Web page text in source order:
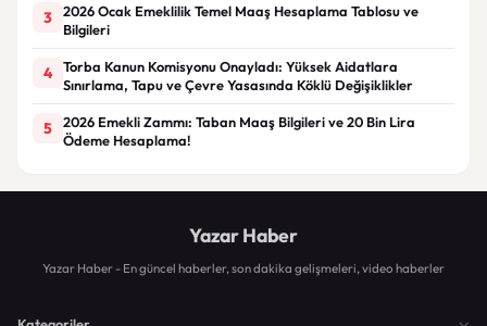
3
2026 Ocak Emeklilik Temel Maaş Hesaplama Tablosu ve
Bilgileri
4
Torba Kanun Komisyonu Onayladı: Yüksek Aidatlara
Sınırlama, Tapu ve Çevre Yasasında Köklü Değişiklikler
5
2026 Emekli Zammı: Taban Maaş Bilgileri ve 20 Bin Lira
Ödeme Hesaplama!
Yazar Haber
Yazar Haber - En güncel haberler, son dakika gelişmeleri, video haberler